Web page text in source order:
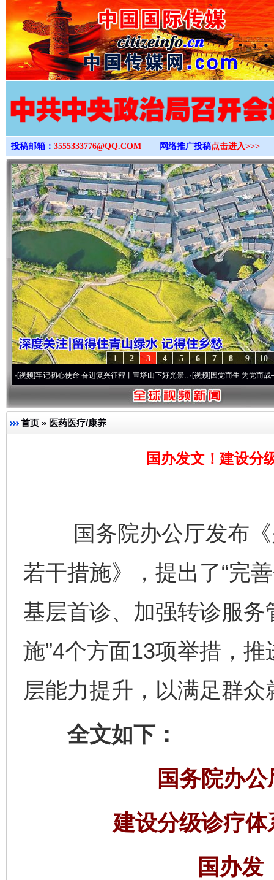
>
投稿邮箱： 3555333776@QQ.COM 网络推广投稿点击进入>>>
10
9
8
7
6
5
4
3
2
1
记初心使命 奋进复兴征程丨宝塔山下好光景..·[视频]因党而生 为党而战——百年“纪
首页 » 医药医疗/康养
国办发文！建设分
国务院办公厅发布《
若干措施》，提出了“完
基层首诊、加强转诊服
施”4个方面13项举措，
层能力提升，以满足群
全文如下：
国务院办
建设分级诊疗
国办发